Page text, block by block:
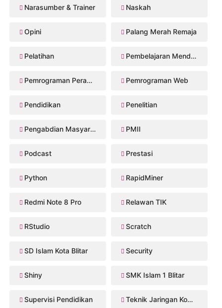
Narasumber & Trainer Naskah
Opini Palang Merah Remaja
Pelatihan Pembelajaran Mendalam
Pemrograman Perangkat Bergerak Pemrograman Web
Pendidikan Penelitian
Pengabdian Masyarakat PMII
Podcast Prestasi
Python RapidMiner
Redmi Note 8 Pro Relawan TIK
RStudio Scratch
SD Islam Kota Blitar Security
Shiny SMK Islam 1 Blitar
Supervisi Pendidikan Teknik Jaringan Komputer dan Telekomunikasi